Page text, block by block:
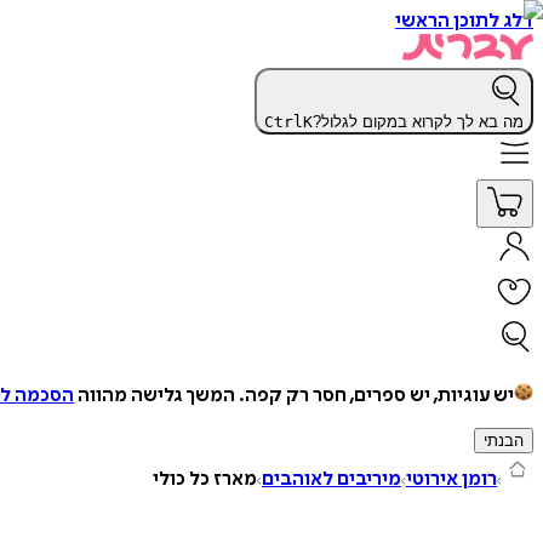
דלג לתוכן הראשי
מה בא לך לקרוא במקום לגלול? CtrlK
יש עוגיות, יש ספרים, חסר רק קפה. המשך גלישה מהווה הסכמה
הבנתי
רומן אירוטי מיריבים לאוהבים מארז כל כולי